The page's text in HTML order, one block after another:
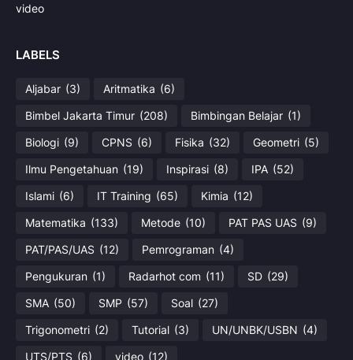
video
LABELS
Aljabar (3) Aritmatika (6)
Bimbel Jakarta Timur (208) Bimbingan Belajar (1)
Biologi (9) CPNS (6) Fisika (32) Geometri (5)
Ilmu Pengetahuan (19) Inspirasi (8) IPA (52)
Islami (6) IT Training (65) Kimia (12)
Matematika (133) Metode (10) PAT PAS UAS (9)
PAT/PAS/UAS (12) Pemrograman (4)
Pengukuran (1) Radarhot com (11) SD (29)
SMA (50) SMP (57) Soal (27)
Trigonometri (2) Tutorial (3) UN/UNBK/USBN (4)
UTS/PTS (6) video (12)